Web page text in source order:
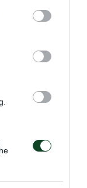
may click to
party tags to
below Google
με την
συλλογή και
σε καινοτόμα
αθλητικών